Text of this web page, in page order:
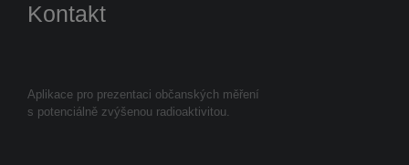
Aplikace pro prezentaci občanských měření
s potenciálně zvýšenou radioaktivitou.
Kontakt